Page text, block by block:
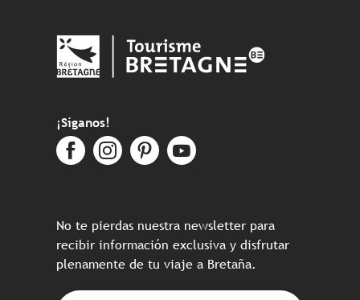
¡Síganos!
No te pierdas nuestra newsletter para
recibir información exclusiva y disfrutar
plenamente de tu viaje a Bretaña.